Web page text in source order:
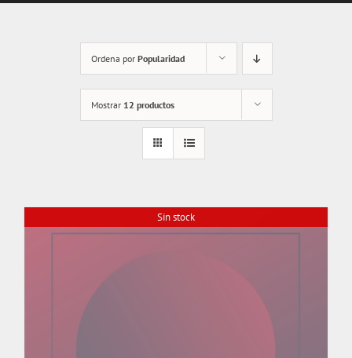
Ordena por Popularidad
Mostrar 12 productos
Sin stock